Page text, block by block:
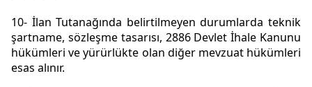
10- İlan Tutanağında belirtilmeyen durumlarda teknik
şartname, sözleşme tasarısı, 2886 Devlet İhale Kanunu
hükümleri ve yürürlükte olan diğer mevzuat hükümleri
esas alınır.